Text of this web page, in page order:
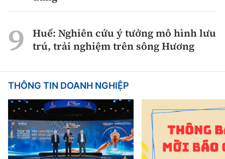
Huế: Nghiên cứu ý tưởng mô hình lưu
trú, trải nghiệm trên sông Hương
THÔNG TIN DOANH NGHIỆP